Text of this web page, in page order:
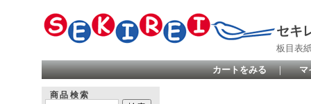
セキ
板目表
カートをみる ｜ マ
商品検索